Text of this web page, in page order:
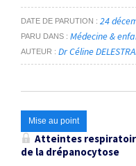
DATE DE PARUTION 24
PARU DANS Médecine &
AUTEUR Dr Céline
Mise au point
Atteintes
de la drépanocytose